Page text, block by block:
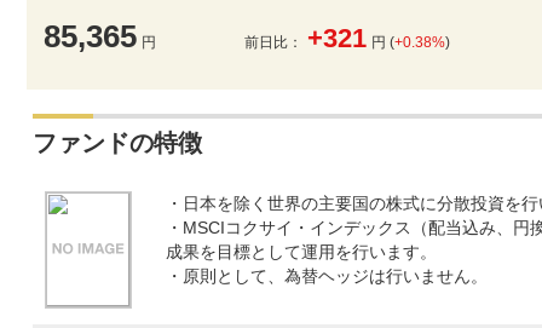
85,365 円 前日比： +321 円 (+0.38%)
ファンドの特徴
・日本を除く世界の主要国の株式に分散投資を
・MSCIコクサイ・インデックス（配当込み、円
成果を目標として運用を行います。
・原則として、為替ヘッジは行いません。